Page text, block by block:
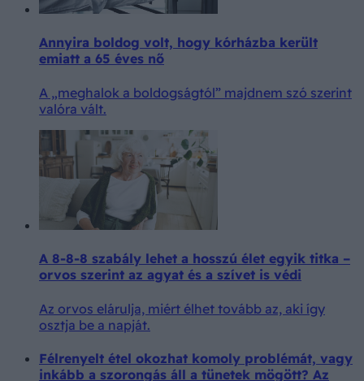
Annyira boldog volt, hogy kórházba került
emiatt a 65 éves nő
A „meghalok a boldogságtól” majdnem szó szerint
valóra vált.
A 8-8-8 szabály lehet a hosszú élet egyik titka –
orvos szerint az agyat és a szívet is védi
Az orvos elárulja, miért élhet tovább az, aki így
osztja be a napját.
Félrenyelt étel okozhat komoly problémát, vagy
inkább a szorongás áll a tünetek mögött? Az